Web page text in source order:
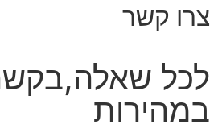
צרו קשר
לכל שאלה,בקשה
במהירות